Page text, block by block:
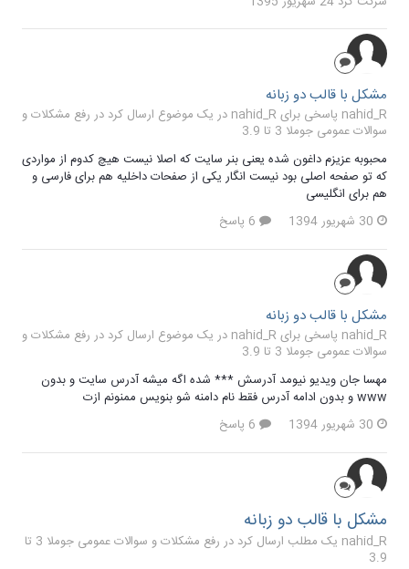
مشکل با قالب دو زبانه
nahid_R پاسخی برای nahid_R در یک موضوع ارسال کرد در
رفع مشکلات و
سوالات عمومی جوملا 3 تا 3.9
محبوبه عزیزم داغون شده یعنی بنر سایت که اصلا نیست هیچ کدوم از مواردی
که تو صفحه اصلی بود نیست انگار یکی از صفحات داخلیه هم برای فارسی و
هم برای انگلیسی
30 شهریور 1394
مشکل با قالب دو زبانه
nahid_R پاسخی برای nahid_R در یک موضوع ارسال کرد در
رفع مشکلات و
سوالات عمومی جوملا 3 تا 3.9
مهسا جان ویدیو نیومد آدرسش *** شده اگه میشه آدرس سایت و بدون
www و بدون ادامه آدرس فقط نام دامنه شو بنویس ممنونم ازت
30 شهریور 1394
مشکل با قالب دو زبانه
nahid_R یک مطلب ارسال کرد در
رفع مشکلات و سوالات عمومی جوملا 3 تا
3.9